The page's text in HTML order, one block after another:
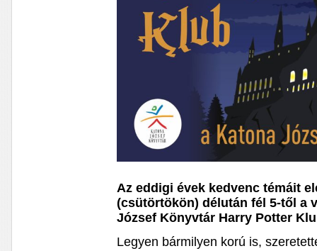
Az eddigi évek kedvenc témáit
(csütörtökön) délután fél 5-től a
József Könyvtár Harry Potter
Legyen bármilyen korú is,